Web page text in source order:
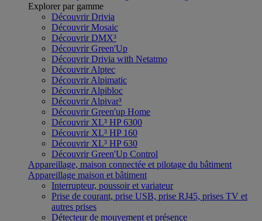
Explorer par gamme
Découvrir Drivia
Découvrir Mosaic
Découvrir DMX³
Découvrir Green'Up
Découvrir Drivia with Netatmo
Découvrir Alptec
Découvrir Alpimatic
Découvrir Alpibloc
Découvrir Alpivar³
Découvrir Green'up Home
Découvrir XL³ HP 6300
Découvrir XL³ HP 160
Découvrir XL³ HP 630
Découvrir Green'Up Control
Appareillage, maison connectée et pilotage du bâtiment
Appareillage maison et bâtiment
Interrupteur, poussoir et variateur
Prise de courant, prise USB, prise RJ45, prises TV et
autres prises
Détecteur de mouvement et présence